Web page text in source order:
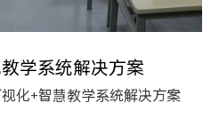
学系统解决方案
化+智慧教学系统解决方案